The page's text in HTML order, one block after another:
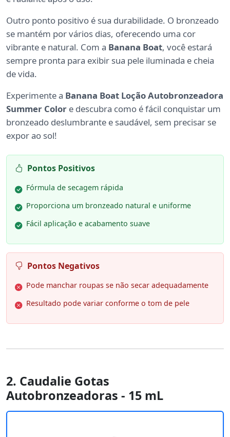
Outro ponto positivo é sua durabilidade. O bronzeado
se mantém por vários dias, oferecendo uma cor
vibrante e natural. Com a Banana Boat, você estará
sempre pronta para exibir sua pele iluminada e cheia
de vida.
Experimente a Banana Boat Loção Autobronzeadora
Summer Color e descubra como é fácil conquistar um
bronzeado deslumbrante e saudável, sem precisar se
expor ao sol!
Pontos Positivos
Fórmula de secagem rápida
Proporciona um bronzeado natural e uniforme
Fácil aplicação e acabamento suave
Pontos Negativos
Pode manchar roupas se não secar adequadamente
Resultado pode variar conforme o tom de pele
2. Caudalie Gotas
Autobronzeadoras - 15 mL